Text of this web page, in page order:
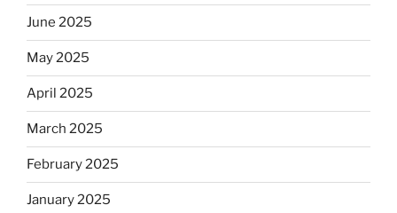
June 2025
May 2025
April 2025
March 2025
February 2025
January 2025